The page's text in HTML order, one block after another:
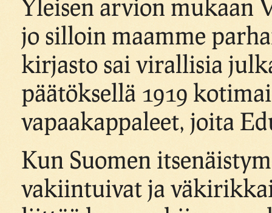
Yleisen arvion
jo silloin maamme
kirjasto sai virallisia
päätöksellä 1919
vapaakappaleet, joita
Kun Suomen
vakiintuivat ja